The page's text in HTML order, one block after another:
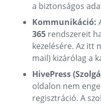
a biztonságos
Kommunikáció:
365 rendszereit
kezelésére. Az itt
mail) kizárólag a
HivePress
oldalon nem
regisztráció. A